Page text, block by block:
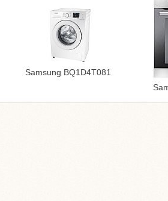
Samsung BQ1D4T081